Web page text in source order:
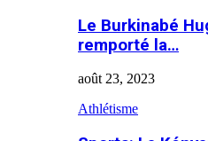
Le Burkinabé
remporté la…
août 23, 2023
Athlétisme